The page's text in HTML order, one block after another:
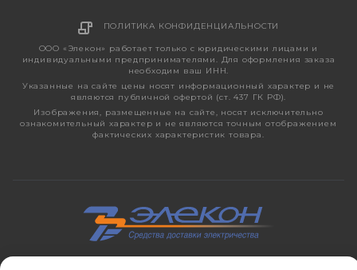
ПОЛИТИКА КОНФИДЕНЦИАЛЬНОСТИ
ООО «Элекон» работает только с юридическими лицами и
индивидуальными предпринимателями. Для оформления заказа
необходим ваш ИНН.
Указанные на сайте цены носят информационный характер и не
являются публичной офертой (ст. 437 ГК РФ).
Изображения, размещенные на сайте, носят исключительно
ознакомительный характер и не являются точным отображением
фактических характеристик товара.